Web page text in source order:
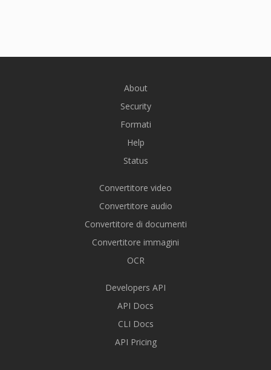
About
Security
Formati
Help
Status
Convertitore video
Convertitore audio
Convertitore di documenti
Convertitore immagini
OCR
Developers API
API Docs
CLI Docs
API Pricing